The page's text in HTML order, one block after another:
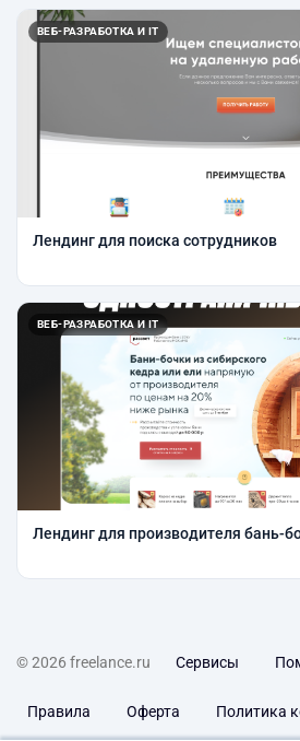
ВЕБ-РАЗРАБОТКА И IT
Лендинг для поиска сотрудников
ВЕБ-РАЗРАБОТКА И IT
Лендинг для производителя бань-
© 2026 freelance.ru Сервисы
Правила Оферта Политика